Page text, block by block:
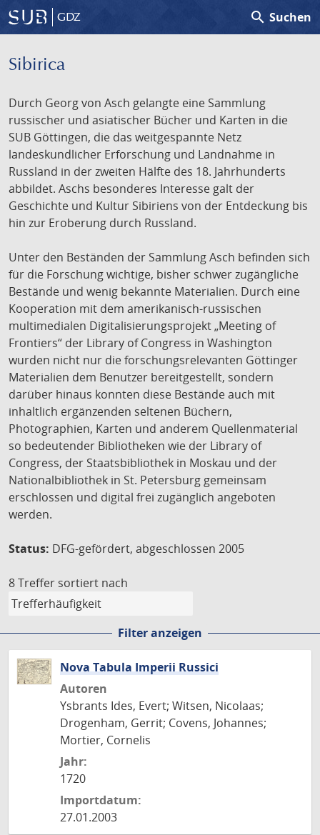
GDZ search Suchen
Sibirica
Durch Georg von Asch gelangte eine Sammlung
russischer und asiatischer Bücher und Karten in die
SUB Göttingen, die das weitgespannte Netz
landeskundlicher Erforschung und Landnahme in
Russland in der zweiten Hälfte des 18. Jahrhunderts
abbildet. Aschs besonderes Interesse galt der
Geschichte und Kultur Sibiriens von der Entdeckung bis
hin zur Eroberung durch Russland.
Unter den Beständen der Sammlung Asch befinden sich
für die Forschung wichtige, bisher schwer zugängliche
Bestände und wenig bekannte Materialien. Durch eine
Kooperation mit dem amerikanisch-russischen
multimedialen Digitalisierungsprojekt „Meeting of
Frontiers“ der Library of Congress in Washington
wurden nicht nur die forschungsrelevanten Göttinger
Materialien dem Benutzer bereitgestellt, sondern
darüber hinaus konnten diese Bestände auch mit
inhaltlich ergänzenden seltenen Büchern,
Photographien, Karten und anderem Quellenmaterial
so bedeutender Bibliotheken wie der Library of
Congress, der Staatsbibliothek in Moskau und der
Nationalbibliothek in St. Petersburg gemeinsam
erschlossen und digital frei zugänglich angeboten
werden.
Status: DFG-gefördert, abgeschlossen 2005
8 Treffer sortiert nach
Filter anzeigen
Nova Tabula Imperii Russici
Autoren
Ysbrants Ides, Evert; Witsen, Nicolaas;
Drogenham, Gerrit; Covens, Johannes;
Mortier, Cornelis
Jahr:
1720
Importdatum:
27.01.2003